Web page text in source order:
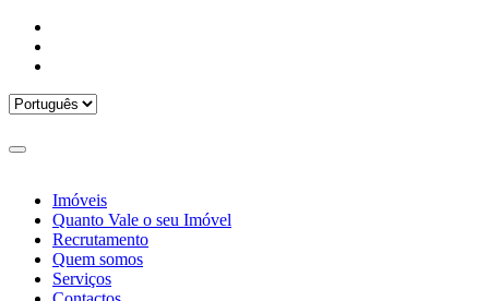
Imóveis
Quanto Vale o seu Imóvel
Recrutamento
Quem somos
Serviços